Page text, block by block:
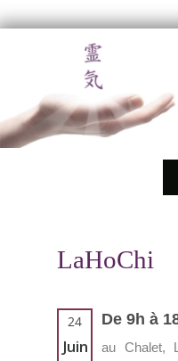
LaHoChi
24
Juin
De 9h à
au Chalet,